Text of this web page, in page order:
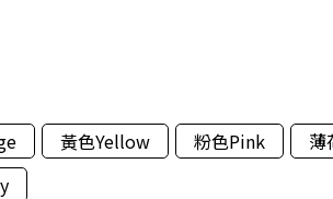
黃色Yellow 粉色Pink
薄